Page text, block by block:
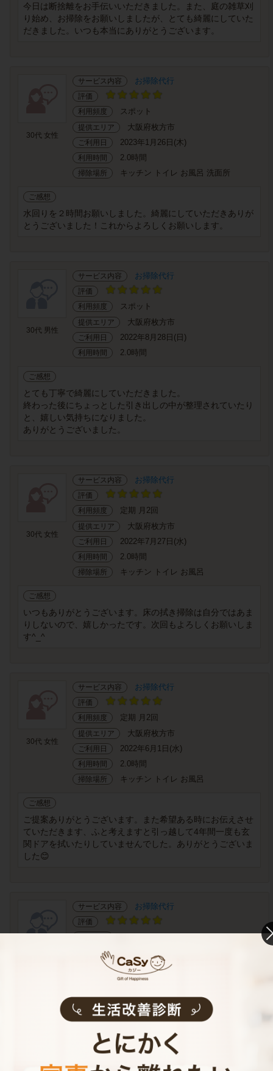
今日は断捨離をお手伝いいただきました。また、庭の雑草刈
り始め、お掃除をお願いしましたが、とても綺麗にしていた
だきました。いつも本当にありがとうございます。
30代 女性
サービス内容 お掃除代行
評価
利用頻度
スポット
提供エリア 大阪府枚方市
ご利用日 2023年1月26日(木)
利用時間 2.0時間
掃除場所 キッチン トイレ お風呂 洗面所
ご感想
水回りを２時間お願いしました。綺麗にしていただきありが
とうございました！これからよろしくお願いします。
30代 男性
サービス内容 お掃除代行
評価
利用頻度
スポット
提供エリア 大阪府枚方市
ご利用日 2022年8月28日(日)
利用時間 2.0時間
ご感想
とても丁寧で綺麗にしていただきました。
終わった後にちょっとした引き出しの中が整理されていたり
と、嬉しい気持ちになりました。
ありがとうございました。
30代 女性
サービス内容 お掃除代行
評価
利用頻度
定期 月2回
提供エリア 大阪府枚方市
ご利用日 2022年7月27日(水)
利用時間 2.0時間
掃除場所 キッチン トイレ お風呂
ご感想
いつもありがとうございます。床の拭き掃除は自分ではあま
りしないので、嬉しかったです。次回もよろしくお願いしま
す^_^
30代 女性
サービス内容 お掃除代行
評価
利用頻度
定期 月2回
提供エリア 大阪府枚方市
ご利用日 2022年6月1日(水)
利用時間 2.0時間
掃除場所 キッチン トイレ お風呂
ご感想
ご提案ありがとうございます。また希望ある時にお伝えさせ
ていただきます、ふと考えますと引っ越して4年間一度も玄
関ドアを拭いたりしていませんでした。ありがとうございま
した😊
サービス内容 お掃除代行
評価
提供エリア
ご利用日 2021年8月28日(土)
2.0時間
ありがとうございました。
水回りをキレイにしていただきました。
すっきりしてとても気持ちがいいです。